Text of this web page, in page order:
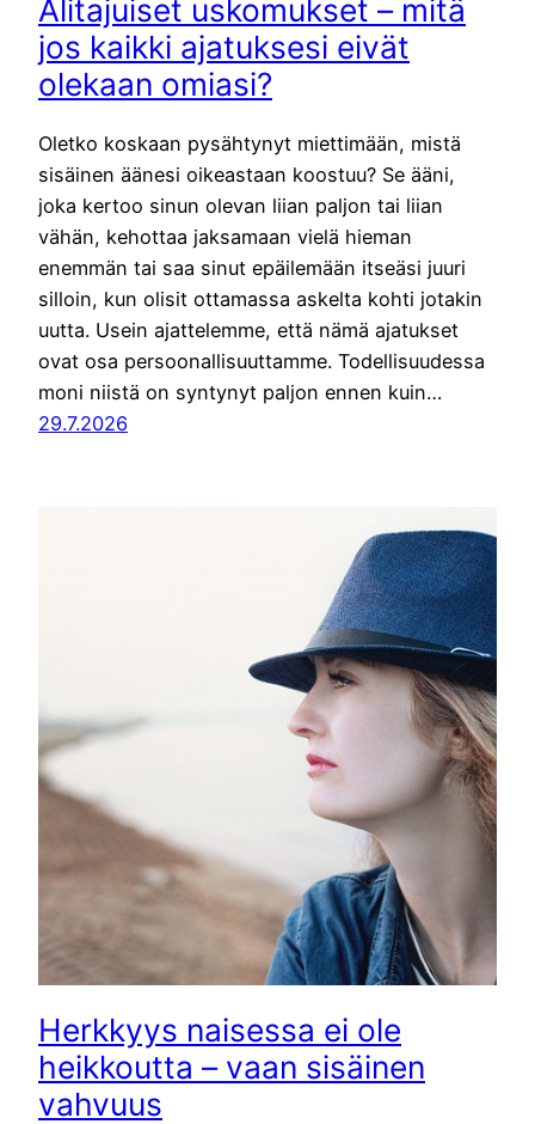
Alitajuiset uskomukset – mitä
jos kaikki ajatuksesi eivät
olekaan omiasi?
Oletko koskaan pysähtynyt miettimään, mistä
sisäinen äänesi oikeastaan koostuu? Se ääni,
joka kertoo sinun olevan liian paljon tai liian
vähän, kehottaa jaksamaan vielä hieman
enemmän tai saa sinut epäilemään itseäsi juuri
silloin, kun olisit ottamassa askelta kohti jotakin
uutta. Usein ajattelemme, että nämä ajatukset
ovat osa persoonallisuuttamme. Todellisuudessa
moni niistä on syntynyt paljon ennen kuin…
29.7.2026
Herkkyys naisessa ei ole
heikkoutta – vaan sisäinen
vahvuus